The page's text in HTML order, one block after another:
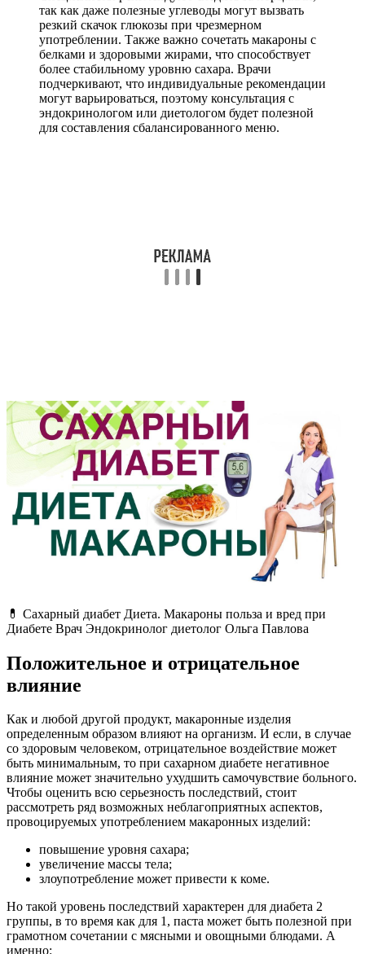
так как даже полезные углеводы могут вызвать
резкий скачок глюкозы при чрезмерном
употреблении. Также важно сочетать макароны с
белками и здоровыми жирами, что способствует
более стабильному уровню сахара. Врачи
подчеркивают, что индивидуальные рекомендации
могут варьироваться, поэтому консультация с
эндокринологом или диетологом будет полезной
для составления сбалансированного меню.
💊 Сахарный диабет Диета. Макароны польза и вред при
Диабете Врач Эндокринолог диетолог Ольга Павлова
Положительное и отрицательное
влияние
Как и любой другой продукт, макаронные изделия
определенным образом влияют на организм. И если, в случае
со здоровым человеком, отрицательное воздействие может
быть минимальным, то при сахарном диабете негативное
влияние может значительно ухудшить самочувствие больного.
Чтобы оценить всю серьезность последствий, стоит
рассмотреть ряд возможных неблагоприятных аспектов,
провоцируемых употреблением макаронных изделий:
повышение уровня сахара;
увеличение массы тела;
злоупотребление может привести к коме.
Но такой уровень последствий характерен для диабета 2
группы, в то время как для 1, паста может быть полезной при
грамотном сочетании с мясными и овощными блюдами. А
именно: